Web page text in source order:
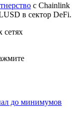
с Chainlink
в сектор DeFi.
сетях
до минимумов